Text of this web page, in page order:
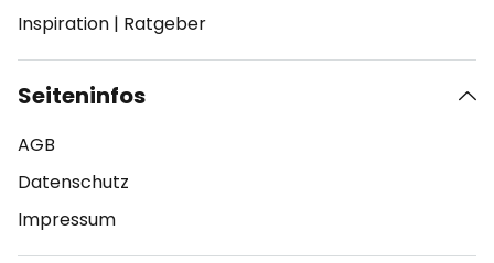
Inspiration | Ratgeber
Seiteninfos
AGB
Datenschutz
Impressum